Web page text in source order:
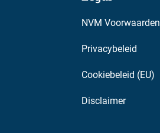
NVM Voorwaarden
Privacybeleid
Cookiebeleid (EU)
Disclaimer